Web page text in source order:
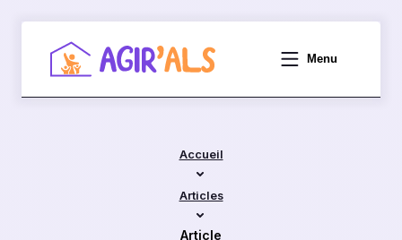
Menu
Accueil
Articles
Article